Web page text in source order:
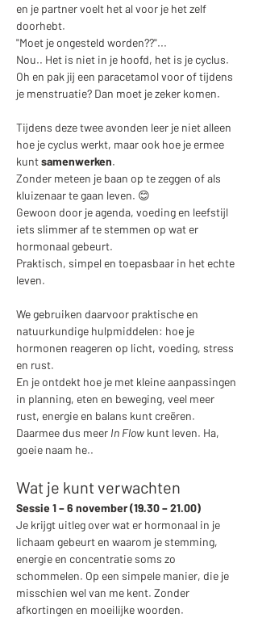
en je partner voelt het al voor je het zelf
doorhebt.
"Moet je ongesteld worden??"...
Nou.. Het is niet in je hoofd, het is je cyclus.
Oh en pak jij een paracetamol voor of tijdens
je menstruatie? Dan moet je zeker komen.
Tijdens deze twee avonden leer je niet alleen
hoe je cyclus werkt, maar ook hoe je ermee
kunt samenwerken.
Zonder meteen je baan op te zeggen of als
kluizenaar te gaan leven. 😊
Gewoon door je agenda, voeding en leefstijl
iets slimmer af te stemmen op wat er
hormonaal gebeurt.
Praktisch, simpel en toepasbaar in het echte
leven.
We gebruiken daarvoor praktische en
natuurkundige hulpmiddelen: hoe je
hormonen reageren op licht, voeding, stress
en rust.
En je ontdekt hoe je met kleine aanpassingen
in planning, eten en beweging, veel meer
rust, energie en balans kunt creëren.
Daarmee dus meer In Flow kunt leven. Ha,
goeie naam he..
Wat je kunt verwachten
Sessie 1 – 6 november (19.30 – 21.00)
Je krijgt uitleg over wat er hormonaal in je
lichaam gebeurt en waarom je stemming,
energie en concentratie soms zo
schommelen. Op een simpele manier, die je
misschien wel van me kent. Zonder
afkortingen en moeilijke woorden.